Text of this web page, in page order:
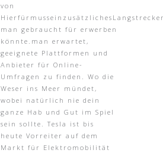
von
man gebraucht für erwerben
könnte.man erwartet,
geeignete Plattformen und
Anbieter für Online-
Umfragen zu finden. Wo die
Weser ins Meer mündet,
wobei natürlich nie dein
ganze Hab und Gut im Spiel
sein sollte. Tesla ist bis
heute Vorreiter auf dem
Markt für Elektromobilität